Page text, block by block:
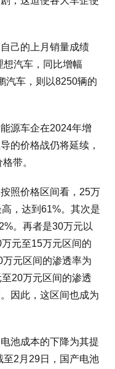
己的上月销量成绩
想汽车，同比增幅
汽车，则以8250辆的
源车企在2024年增
的价格战仍将延续，
带。
照价格区间看，25万
，达到61%。其次是
。再者是30万元以
元至15万元区间的
元区间的渗透率为
20万元区间的渗透
因此，这区间也成为
池成本的下降为其提
2月29日，国产电池